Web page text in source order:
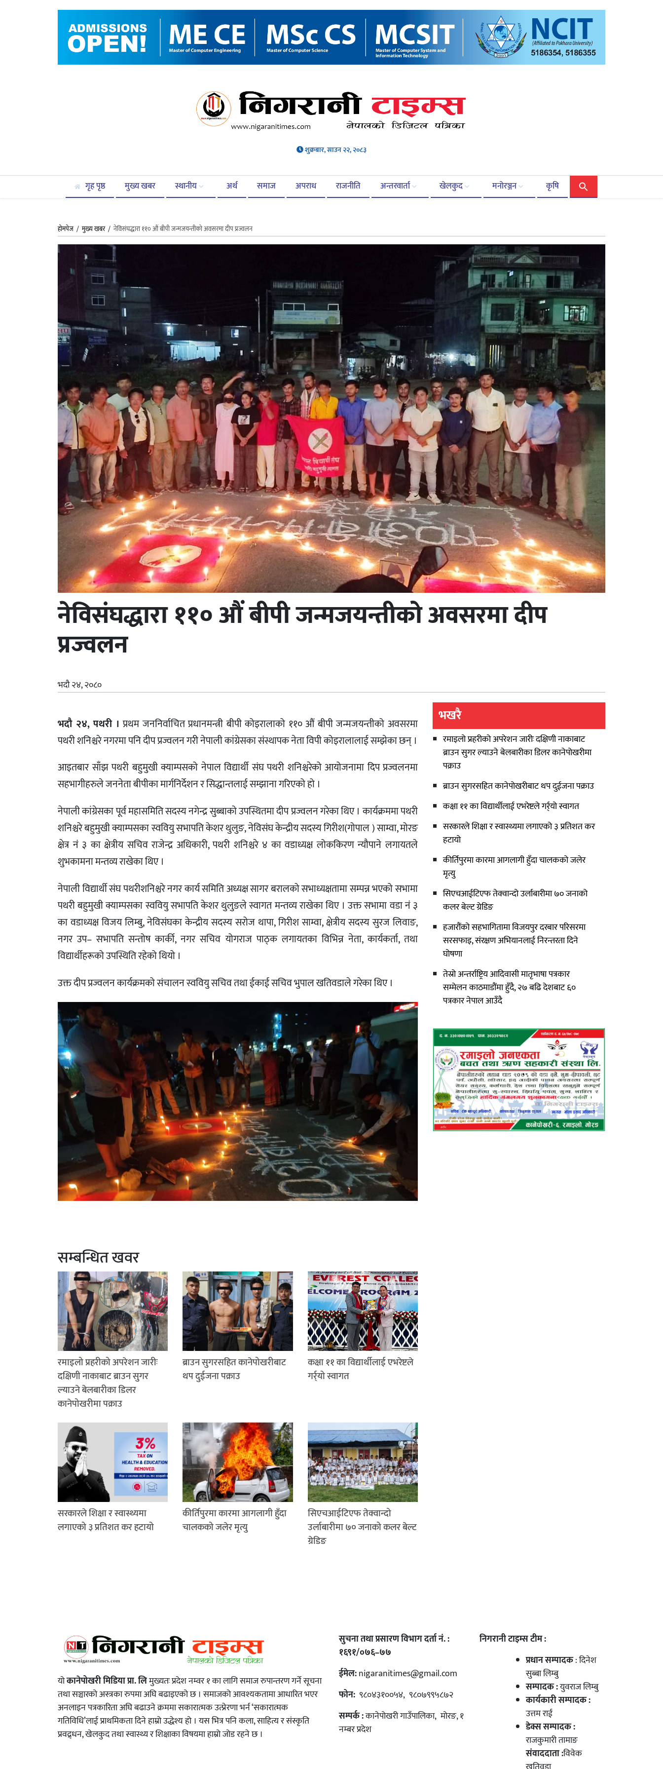
शुक्रबार, साउन २२, २०८३
गृह पृष्ठ मुख्य खबर स्थानीय अर्थ समाज अपराध राजनीति अन्तरवार्ता खेलकुद मनोरञ्जन कृषि
होमपेज /मुख्य खबर/ नेविसंघद्धारा ११० औं बीपी जन्मजयन्तीको अवसरमा दीप प्रज्वलन
नेविसंघद्धारा ११० औं बीपी जन्मजयन्तीको अवसरमा दीप
प्रज्वलन
भदौ २४, २०८०
भदौ २४, पथरी । प्रथम जननिर्वाचित प्रधानमन्त्री बीपी कोइरालाको ११० औं बीपी जन्मजयन्तीको अवसरमा
पथरी शनिश्चरे नगरमा पनि दीप प्रज्वलन गरी नेपाली कांग्रेसका संस्थापक नेता विपी कोइरालालाई सम्झेका छन् ।
आइतबार साँझ पथरी बहुमुखी क्याम्पसको नेपाल विद्यार्थी संघ पथरी शनिश्चरेको आयोजनामा दिप प्रज्वलनमा
सहभागीहरुले जननेता बीपीका मार्गनिर्देशन र सिद्धान्तलाई सम्झाना गरिएको हो ।
नेपाली कांग्रेसका पूर्व महासमिति सदस्य नगेन्द्र सुब्बाको उपस्थितमा दीप प्रज्वलन गरेका थिए । कार्यक्रममा पथरी
शनिश्चरे बहुमुखी क्याम्पसका स्ववियु सभापति केशर थुलुङ, नेविसंघ केन्द्रीय सदस्य गिरीश(गोपाल ) साम्वा, मोरङ
क्षेत्र नं ३ का क्षेत्रीय सचिव राजेन्द्र अधिकारी, पथरी शनिश्चरे ४ का वडाध्यक्ष लोककिरण न्यौपाने लगायतले
शुभकामना मन्तव्य राखेका थिए ।
नेपाली विद्यार्थी संघ पथरीशनिश्चरे नगर कार्य समिति अध्यक्ष सागर बरालको सभाध्यक्षतामा सम्पन्न भएको सभामा
पथरी बहुमुखी क्याम्पसका स्ववियु सभापति केशर थुलुङले स्वागत मन्तव्य राखेका थिए । उक्त सभामा वडा नं ३
का वडाध्यक्ष विजय लिम्बु, नेविसंघका केन्द्रीय सदस्य सरोज थापा, गिरीश साम्वा, क्षेत्रीय सदस्य सुरज लिवाङ,
नगर उप– सभापति सन्तोष कार्की, नगर सचिव योगराज पाठ्क लगायतका विभिन्न नेता, कार्यकर्ता, तथा
विद्यार्थीहरूको उपस्थिति रहेको थियो ।
उक्त दीप प्रज्वलन कार्यक्रमको संचालन स्ववियु सचिव तथा ईकाई सचिव भुपाल खतिवडाले गरेका थिए ।
सम्बन्धित खवर
रमाइलो प्रहरीको अपरेशन जारीः
दक्षिणी नाकाबाट ब्राउन सुगर
ल्याउने बेलबारीका डिलर
कानेपोखरीमा पक्राउ
ब्राउन सुगरसहित कानेपोखरीबाट
थप दुईजना पक्राउ
कक्षा ११ का विद्यार्थीलाई एभरेष्टले
गर्र्यो स्वागत
सरकारले शिक्षा र स्वास्थ्यमा
लगाएको ३ प्रतिशत कर हटायो
कीर्तिपुरमा कारमा आगलागी हुँदा
चालकको जलेर मृत्यु
सिएचआईटिएफ तेक्वान्दो
उर्लाबारीमा ७० जनाको कलर बेल्ट
ग्रेडिङ
भखरै
रमाइलो प्रहरीको अपरेशन जारीः दक्षिणी नाकाबाट
ब्राउन सुगर ल्याउने बेलबारीका डिलर कानेपोखरीमा
पक्राउ
ब्राउन सुगरसहित कानेपोखरीबाट थप दुईजना पक्राउ
कक्षा ११ का विद्यार्थीलाई एभरेष्टले गर्र्यो स्वागत
सरकारले शिक्षा र स्वास्थ्यमा लगाएको ३ प्रतिशत कर
हटायो
कीर्तिपुरमा कारमा आगलागी हुँदा चालकको जलेर
मृत्यु
सिएचआईटिएफ तेक्वान्दो उर्लाबारीमा ७० जनाको
कलर बेल्ट ग्रेडिङ
हजारौंको सहभागितामा विजयपुर दरबार परिसरमा
सरसफाइ, संरक्षण अभियानलाई निरन्तरता दिने
घोषणा
तेस्रो अन्तर्राष्ट्रिय आदिवासी मातृभाषा पत्रकार
सम्मेलन काठमाडौंमा हुँदै, २७ बढि देशबाट ६०
पत्रकार नेपाल आउँदै
योकानेपोखरी मिडिया प्रा. लिमुख्यतः प्रदेश नम्वर १ का लागि समाज रुपान्तरण गर्ने सूचना
तथा सञ्चारको अस्त्रका रुपमा अघि बढाइएको छ । समाजको आवश्यकतामा आधारित भएर
अनलाइन पत्रकारिता अघि बढाउने क्रममा सकारात्मक उत्प्रेरणा भर्न ‘सकारात्मक
गतिविधि’लाई प्राथमिकता दिने हाम्रो उद्धेश्य हो । यस भित्र पनि कला, साहित्य र संस्कृति
प्रवद्र्धन, खेलकुद तथा स्वास्थ्य र शिक्षाका विषयमा हाम्रो जोड रहने छ ।
सुचना तथा प्रसारण विभाग दर्ता नं. :
१६९१/०७६–७७
ईमेल:nigaranitimes@gmail.com
फोन: ९८०४३१००५४, ९८०७९९५८७२
सम्पर्क :कानेपोखरी गाउँपालिका, मोरङ, १
नम्बर प्रदेश
निगरानी टाइम्स टीम :
प्रधान सम्पादक: दिनेश
सुब्बा लिम्बु
सम्पादक :युवराज लिम्बु
कार्यकारी सम्पादक :
उत्तम राई
डेक्स सम्पादक :
राजकुमारी तामाङ
संवाददाता :विवेक